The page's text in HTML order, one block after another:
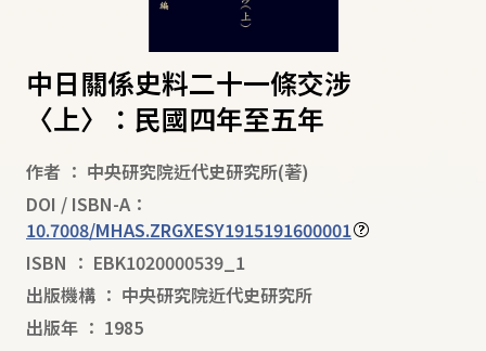
中日關係史料二十一條交涉
〈上〉：民國四年至五年
作者 ： 中央研究院近代史研究所(著)
DOI / ISBN-A：
10.7008/MHAS.ZRGXESY1915191600001
ISBN ： EBK1020000539_1
出版機構 ： 中央研究院近代史研究所
出版年 ： 1985